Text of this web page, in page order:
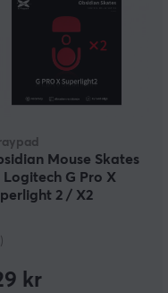
Mouse Skates
G Pro X
2 / X2
kr